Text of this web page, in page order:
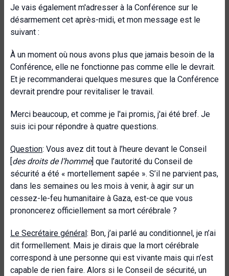
Je vais également m'adresser à la Conférence sur le
désarmement cet après-midi, et mon message est le
suivant :
À un moment où nous avons plus que jamais besoin de la
Conférence, elle ne fonctionne pas comme elle le devrait.
Et je recommanderai quelques mesures que la Conférence
devrait prendre pour revitaliser le travail.
Merci beaucoup, et comme je l'ai promis, j'ai été bref. Je
suis ici pour répondre à quatre questions.
Question: Vous avez dit tout à l’heure devant le Conseil
[des droits de l’homme] que l’autorité du Conseil de
sécurité a été « mortellement sapée ». S’il ne parvient pas,
dans les semaines ou les mois à venir, à agir sur un
cessez-le-feu humanitaire à Gaza, est-ce que vous
prononcerez officiellement sa mort cérébrale ?
Le Secrétaire général: Bon, j’ai parlé au conditionnel, je n’ai
dit formellement. Mais je dirais que la mort cérébrale
correspond à une personne qui est vivante mais qui n’est
capable de rien faire. Alors si le Conseil de sécurité, un